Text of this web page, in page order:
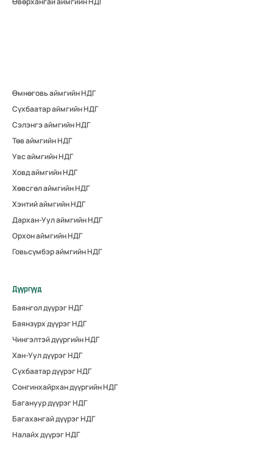
Өмнөговь аймгийн НДГ
Сүхбаатар аймгийн НДГ
Сэлэнгэ аймгийн НДГ
Төв аймгийн НДГ
Увс аймгийн НДГ
Ховд аймгийн НДГ
Хөвсгөл аймгийн НДГ
Хэнтий аймгийн НДГ
Дархан-Уул аймгийн НДГ
Орхон аймгийн НДГ
Говьсүмбэр аймгийн НДГ
Дүүргүүд
Баянгол дүүрэг НДГ
Баянзүрх дүүрэг НДГ
Чингэлтэй дүүргийн НДГ
Хан-Уул дүүрэг НДГ
Сүхбаатар дүүрэг НДГ
Сонгинхайрхан дүүргийн НДГ
Багануур дүүрэг НДГ
Багахангай дүүрэг НДГ
Налайх дүүрэг НДГ